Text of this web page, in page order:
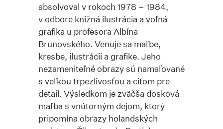
absolvoval v rokoch 1978 – 1984,
v odbore knižná ilustrácia a voľná
grafika u profesora Albína
Brunovského. Venuje sa maľbe,
kresbe, ilustrácii a grafike. Jeho
nezameniteľné obrazy sú namaľované
s veľkou trpezlivosťou a citom pre
detail. Výsledkom je zväčša dosková
maľba s vnútorným dejom, ktorý
pripomína obrazy holandských